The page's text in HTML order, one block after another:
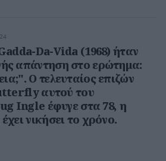
Da-Vida (1968) ήταν
απάντηση στο ερώτημα:
Ο τελευταίος επιζών
αυτού του
Ingle έφυγε στα 78, η
νικήσει το χρόνο.